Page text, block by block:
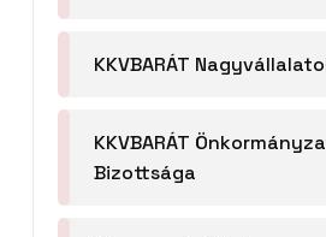
KKVBARÁT
KKVBARÁT
Bizottsága